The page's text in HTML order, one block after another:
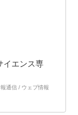
イエンス専
通信 / ウェブ情報